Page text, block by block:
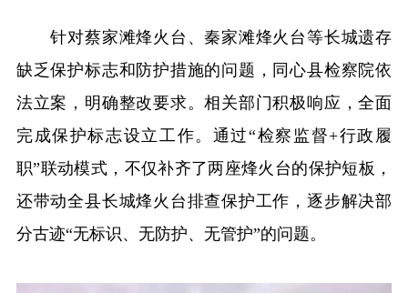
针对蔡家滩烽火台、秦家滩烽火台等长城遗存
缺乏保护标志和防护措施的问题，同心县检察院依
法立案，明确整改要求。相关部门积极响应，全面
完成保护标志设立工作。通过“检察监督+行政履
职”联动模式，不仅补齐了两座烽火台的保护短板，
还带动全县长城烽火台排查保护工作，逐步解决部
分古迹“无标识、无防护、无管护”的问题。